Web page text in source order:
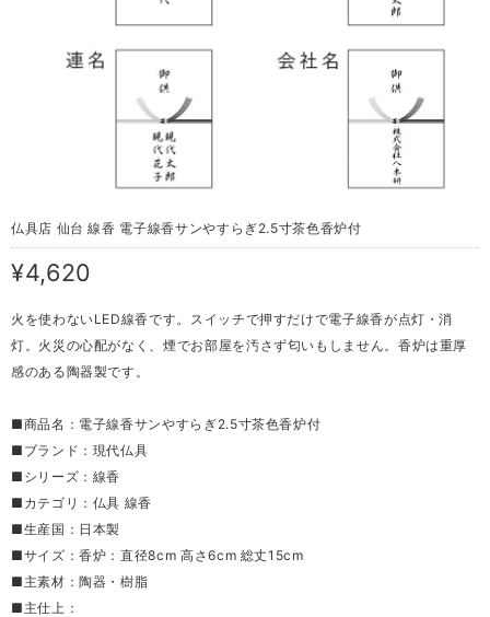
仏具店 仙台 線香 電子線香サンやすらぎ2.5寸茶色香炉付
¥4,620
火を使わないLED線香です。スイッチで押すだけで電子線香が点灯・消
灯。火災の心配がなく、煙でお部屋を汚さず匂いもしません。香炉は重厚
感のある陶器製です。
■商品名：電子線香サンやすらぎ2.5寸茶色香炉付
■ブランド：現代仏具
■シリーズ：線香
■カテゴリ：仏具 線香
■生産国：日本製
■サイズ：香炉：直径8cm 高さ6cm 総丈15cm
■主素材：陶器・樹脂
■主仕上：